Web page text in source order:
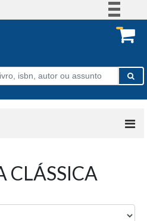
Participe
Acesso à informação
Legislação
CLÁSSICA